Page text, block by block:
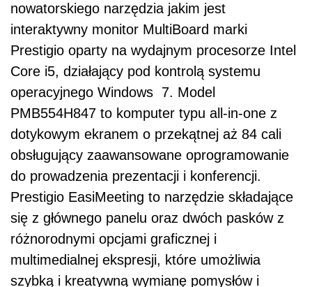
nowatorskiego narzędzia jakim jest
interaktywny monitor MultiBoard marki
Prestigio oparty na wydajnym procesorze Intel
Core i5, działający pod kontrolą systemu
operacyjnego Windows 7. Model
PMB554H847 to komputer typu all-in-one z
dotykowym ekranem o przekątnej aż 84 cali
obsługujący zaawansowane oprogramowanie
do prowadzenia prezentacji i konferencji.
Prestigio EasiMeeting to narzędzie składające
się z głównego panelu oraz dwóch pasków z
różnorodnymi opcjami graficznej i
multimedialnej ekspresji, które umożliwia
szybką i kreatywną wymianę pomysłów i